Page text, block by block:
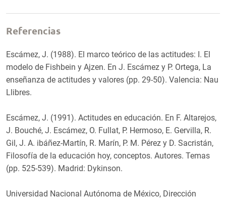
Referencias
Escámez, J. (1988). El marco teórico de las actitudes: I. El
modelo de Fishbein y Ajzen. En J. Escámez y P. Ortega, La
enseñanza de actitudes y valores (pp. 29-50). Valencia: Nau
Llibres.
Escámez, J. (1991). Actitudes en educación. En F. Altarejos,
J. Bouché, J. Escámez, O. Fullat, P. Hermoso, E. Gervilla, R.
Gil, J. A. ibáñez-Martín, R. Marín, P. M. Pérez y D. Sacristán,
Filosofía de la educación hoy, conceptos. Autores. Temas
(pp. 525-539). Madrid: Dykinson.
Universidad Nacional Autónoma de México, Dirección